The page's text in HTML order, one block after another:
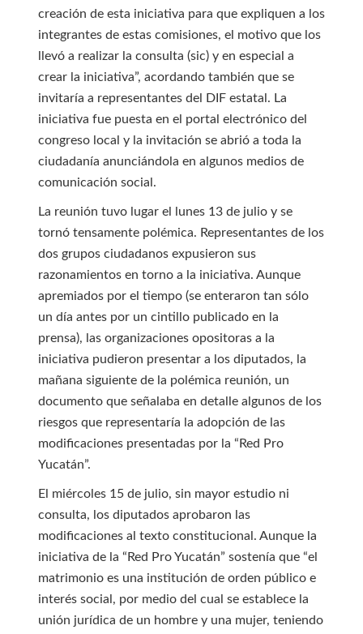
creación de esta iniciativa para que expliquen a los
integrantes de estas comisiones, el motivo que los
llevó a realizar la consulta (sic) y en especial a
crear la iniciativa”, acordando también que se
invitaría a representantes del DIF estatal. La
iniciativa fue puesta en el portal electrónico del
congreso local y la invitación se abrió a toda la
ciudadanía anunciándola en algunos medios de
comunicación social.
La reunión tuvo lugar el lunes 13 de julio y se
tornó tensamente polémica. Representantes de los
dos grupos ciudadanos expusieron sus
razonamientos en torno a la iniciativa. Aunque
apremiados por el tiempo (se enteraron tan sólo
un día antes por un cintillo publicado en la
prensa), las organizaciones opositoras a la
iniciativa pudieron presentar a los diputados, la
mañana siguiente de la polémica reunión, un
documento que señalaba en detalle algunos de los
riesgos que representaría la adopción de las
modificaciones presentadas por la “Red Pro
Yucatán”.
El miércoles 15 de julio, sin mayor estudio ni
consulta, los diputados aprobaron las
modificaciones al texto constitucional. Aunque la
iniciativa de la “Red Pro Yucatán” sostenía que “el
matrimonio es una institución de orden público e
interés social, por medio del cual se establece la
unión jurídica de un hombre y una mujer, teniendo